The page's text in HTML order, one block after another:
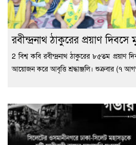
রবীন্দ্রনাথ ঠাকুরের প্রয়াণ দিবসে
2 বিশ্ব কবি রবীন্দ্রনাথ ঠাকুরের ৮৫তম প্রয়াণ
আয়োজন করে আবৃত্তি শ্রদ্ধাঞ্জলি। শুক্রবার (৭